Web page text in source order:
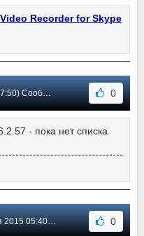
Recorder for Skype
#109 0
- пока нет списка
Сообщение #108 0